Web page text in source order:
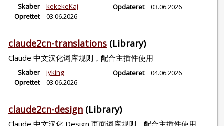
Skaber
kekekeKaj
Oprettet
03.06.2026
Opdateret 03.06.2026
claude2cn-translations (Library)
Claude 中文汉化词库规则，配合主插件使用
Skaber
jyking
Oprettet
03.06.2026
Opdateret 04.06.2026
claude2cn-design (Library)
Claude 中文汉化 Design 页面词库规则，配合主插件使用